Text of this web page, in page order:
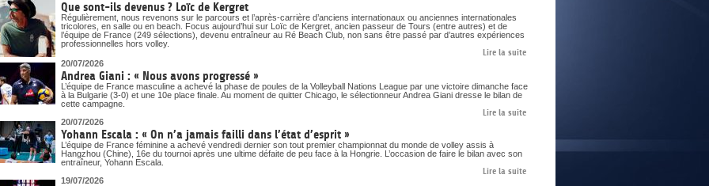
Que sont-ils devenus ? Loïc de Kergret
Régulièrement, nous revenons sur le parcours et l’après-carrière d’anciens internationaux ou anciennes internationales
tricolores, en salle ou en beach. Focus aujourd’hui sur Loïc de Kergret, ancien passeur de Tours (entre autres) et de
l’équipe de France (249 sélections), devenu entraîneur au Ré Beach Club, non sans être passé par d’autres expériences
professionnelles hors volley.
Lire la suite
20/07/2026
Andrea Giani : « Nous avons progressé »
L’équipe de France masculine a achevé la phase de poules de la Volleyball Nations League par une victoire dimanche face
à la Bulgarie (3-0) et une 10e place finale. Au moment de quitter Chicago, le sélectionneur Andrea Giani dresse le bilan de
cette campagne.
Lire la suite
20/07/2026
Yohann Escala : « On n’a jamais failli dans l’état d’esprit »
L’équipe de France féminine a achevé vendredi dernier son tout premier championnat du monde de volley assis à
Hangzhou (Chine), 16e du tournoi après une ultime défaite de peu face à la Hongrie. L’occasion de faire le bilan avec son
entraîneur, Yohann Escala.
Lire la suite
19/07/2026